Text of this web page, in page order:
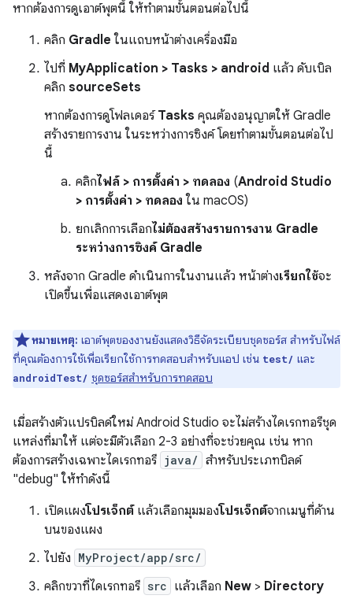
หากต้องการดูเอาต์พุตนี้ ให้ทำตามขั้นตอนต่อไปนี้
คลิก Gradle ในแถบหน้าต่างเครื่องมือ
ไปที่ MyApplication > Tasks > android แล้ว ดับเบิล
คลิก sourceSets
หากต้องการดูโฟลเดอร์Tasks คุณต้องอนุญาตให้ Gradle
สร้างรายการงาน ในระหว่างการซิงค์ โดยทำตามขั้นตอนต่อไป
นี้
คลิกไฟล์ > การตั้งค่า > ทดลอง (Android Studio
> การตั้งค่า > ทดลอง ใน macOS)
ยกเลิกการเลือกไม่ต้องสร้างรายการงาน Gradle
ระหว่างการซิงค์ Gradle
หลังจาก Gradle ดำเนินการในงานแล้ว หน้าต่างเรียกใช้จะ
เปิดขึ้นเพื่อแสดงเอาต์พุต
หมายเหตุ: เอาต์พุตของงานยังแสดงวิธีจัดระเบียบชุดซอร์ส สำหรับไฟล์
ที่คุณต้องการใช้เพื่อเรียกใช้การทดสอบสำหรับแอป เช่น test/ และ
androidTest/ ชุดซอร์สสำหรับการทดสอบ
เมื่อสร้างตัวแปรบิลด์ใหม่ Android Studio จะไม่สร้างไดเรกทอรีชุด
แหล่งที่มาให้ แต่จะมีตัวเลือก 2-3 อย่างที่จะช่วยคุณ เช่น หาก
ต้องการสร้างเฉพาะไดเรกทอรี java/ สำหรับประเภทบิลด์
"debug" ให้ทำดังนี้
เปิดแผงโปรเจ็กต์แล้วเลือกมุมมองโปรเจ็กต์จากเมนูที่ด้าน
บนของแผง
ไปยัง MyProject/app/src/
คลิกขวาที่ไดเรกทอรี src แล้วเลือก New > Directory